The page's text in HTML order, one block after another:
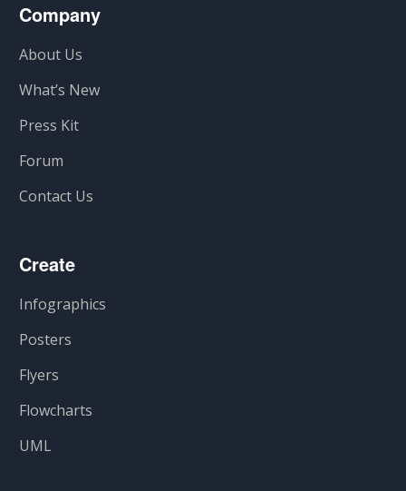
Company
About Us
What’s New
Press Kit
Forum
Contact Us
Create
Infographics
Posters
Flyers
Flowcharts
UML